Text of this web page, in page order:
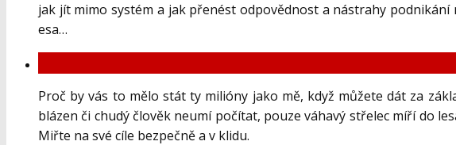
jak jít mimo systém a jak přenést odpovědnost a nástrahy podnikání
esa…
Proč by vás to mělo stát ty milióny jako mě, když můžete dát za
blázen či chudý člověk neumí počítat, pouze váhavý střelec míří do
Miřte na své cíle bezpečně a v klidu.